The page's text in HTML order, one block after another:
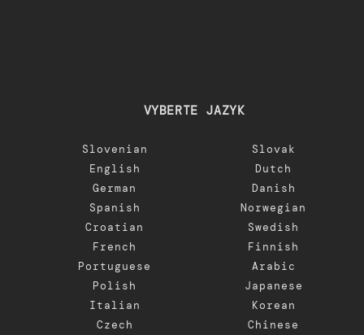
VYBERTE JAZYK
Slovenian
English
German
Spanish
Croatian
French
Portuguese
Polish
Italian
Czech
Slovak
Dutch
Danish
Norwegian
Swedish
Finnish
Arabic
Japanese
Korean
Chinese